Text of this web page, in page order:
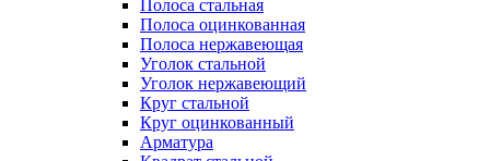
Полоса стальная
Полоса оцинкованная
Полоса нержавеющая
Уголок стальной
Уголок нержавеющий
Круг стальной
Круг оцинкованный
Арматура